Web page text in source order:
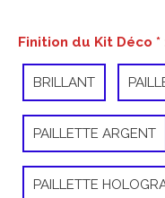
Finition du Kit Déco *
BRILLANT
PAILLETTE ARGENT
PAILLETTE